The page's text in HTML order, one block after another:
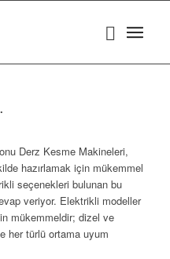
.
Derz Kesme Makineleri,
hazırlamak için mükemmel
seçenekleri bulunan bu
veriyor. Elektrikli modeller
mükemmeldir; dizel ve
her türlü ortama uyum